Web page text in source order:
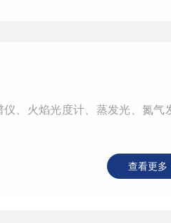
、火焰光度计、蒸发光、氮气
查看更